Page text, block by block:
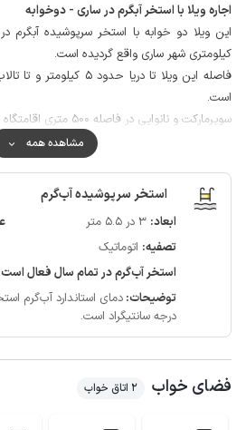
اجاره ویلا با استخر آبگرم در ساری - دوخوابه
کیلومتری شهر ساری واقع گردیده است.
است.
سوپرمارکت و نانوایی در فاصله 500 متری اقامتگاه در دسترس قرار دارند.
50 متر آخر مسیر رسیدن به اقامتگاه خاکی
محدوده اقامتگاه محصور می باشد همچنین
اقامتگاه مجهز به دوربین مداربسته می باشد.
آنتن دهی و اینترنت همراه برای دو اپراتور
دسترس قرار دارد.
مشاهده همه
استخر سرپوشیده آب‌گرم
ابعاد: 3 در 5.5 متر
تصفیه: اتوماتیک
استخر آب‌گرم در تمام سال فعال
توضیحات:
درجه سانتیگراد است.
فضای خواب 2 اتاق خواب